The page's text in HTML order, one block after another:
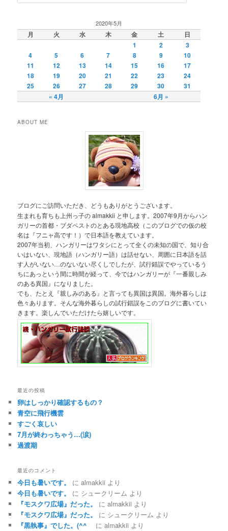
2020年5月
月 火 水 木 金 土 日
« 4月 6月 »
1 2
3
4
5 6 7 8 9
10
11
12 13 14 15 16
17
18
19 20 21 22 23
24
25
26 27 28 29 30 31
ABOUT ME
ブログにご訪問いただき、どうもありがとうございます。
生まれも育ちも上州っ子の almakkii と申します。2007年9月からハン
ガリーの首都・ブダペストのとある現地高校（このブログでの仮の校
名は『フニャ高です！）で日本語を教えています。
2007年当初、ハンガリーはワタシにとって全くの未知の国で、知り合
いはいない、現地語（ハンガリー語）は話せない、周囲に日本語を話
す人がいない…のないない尽くしでしたが、試行錯誤でやっているう
ちにあっという間に時間が経って、今ではハンガリーが『一番親しみ
のある異国』になりました。
でも、たとえ『親しみのある』と言っても異国は異国。海外暮らしは
色々あります。そんな海外暮らしの試行錯誤をこのブログに書いてい
きます。楽しんでいただけたら嬉しいです。
最近の投稿
卵はしっかり確認するもの？
青空に飛行機雲
すごく哀しい
7月が終わっちゃう…(涙)
過渡期
最近のコメント
今日も暑いです。 にalmakkii より
今日も暑いです。
に シュークリーム より
『モスクワ広場』だった。
にalmakkii より
『モスクワ広場』だった。
に シュークリーム より
『黒執事』でした。(^^ゞ
にalmakkii より